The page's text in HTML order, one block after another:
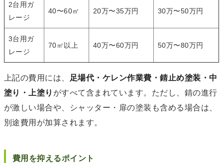
2台用ガ
レージ
40〜60㎡ 20万〜35万円 30万〜50万円
3台用ガ
レージ
70㎡以上 40万〜60万円 50万〜80万円
上記の費用には、
足場代・ケレン作業費・錆止め塗装・中
塗り・上塗り がすべて含まれています。ただし、錆の進行
が激しい場合や、シャッター・扉の塗装も含める場合は、
別途費用が加算されます。
費用を抑えるポイント